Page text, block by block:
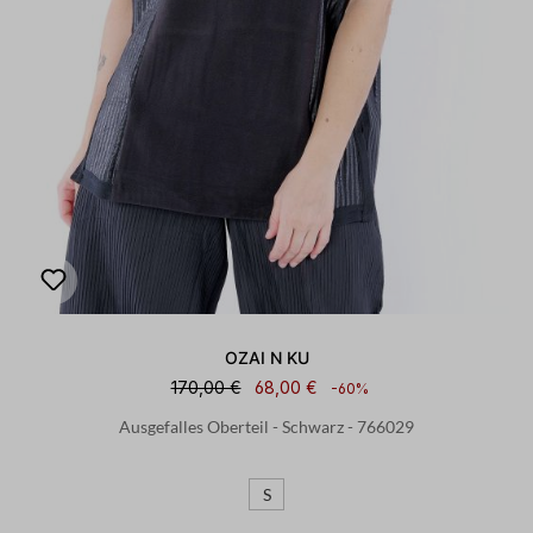
OZAI N KU
170,00 €
68,00 € -60%
Ausgefalles Oberteil - Schwarz - 766029
S